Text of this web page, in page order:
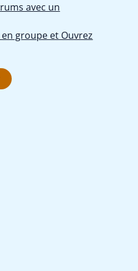
avec un
groupe et Ouvrez